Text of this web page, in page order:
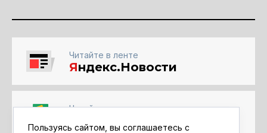
Читайте в ленте
Яндекс.Новости
Читайте в ленте
Пользуясь сайтом, вы соглашаетесь с